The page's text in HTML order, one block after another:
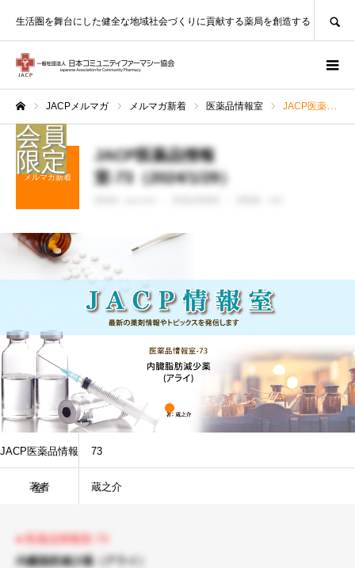
生活圏を舞台にした健全な地域社会づくりに貢献する薬局を創造する
JACPメルマガ メルマガ新着 医薬品情報室 JACP医薬品情報室-73（2024/1/29）
メルマガ新着
JACP医薬品情報
室-73（2024/1/29）
JACP医薬品情報
室
73
著者 蔵之介
● 医薬品情報室-73
内臓脂肪減少薬（アライ）